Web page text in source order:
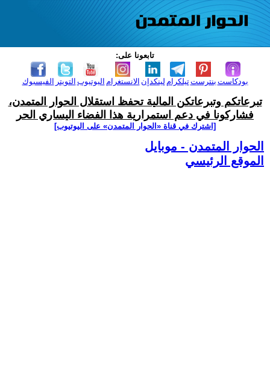
تابعونا على:
الفيسبوك التويتر اليوتيوب الانستغرام لينكدإن تيلكرامبنترست بودكاست
تبرعاتكم وتبرعاتكن المالية تحفظ استقلال الحوار المتمدن،
فشاركونا في دعم استمرارية هذا الفضاء اليساري الحر
[اشترك في قناة ‫«الحوار المتمدن» على اليوتيوب]
الحوار المتمدن - موبايل
الموقع الرئيسي